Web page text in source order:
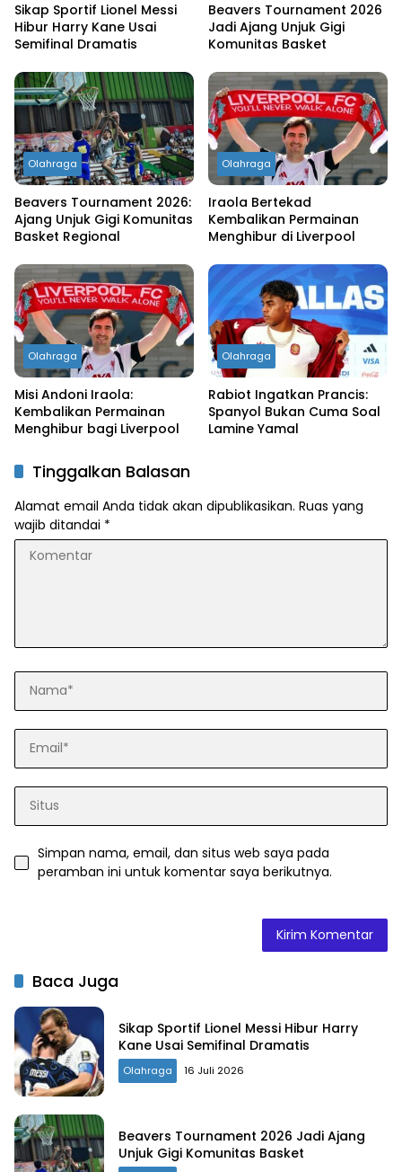
Sikap Sportif Lionel Messi
Hibur Harry Kane Usai
Semifinal Dramatis
Beavers Tournament 2026
Jadi Ajang Unjuk Gigi
Komunitas Basket
Olahraga
Beavers Tournament 2026:
Ajang Unjuk Gigi Komunitas
Basket Regional
Olahraga
Iraola Bertekad
Kembalikan Permainan
Menghibur di Liverpool
Olahraga
Misi Andoni Iraola:
Kembalikan Permainan
Menghibur bagi Liverpool
Olahraga
Rabiot Ingatkan Prancis:
Spanyol Bukan Cuma Soal
Lamine Yamal
Tinggalkan Balasan
Alamat email Anda tidak akan dipublikasikan. Ruas yang
wajib ditandai *
Simpan nama, email, dan situs web saya pada
peramban ini untuk komentar saya berikutnya.
Baca Juga
Sikap Sportif Lionel Messi Hibur Harry
Kane Usai Semifinal Dramatis
Olahraga 16 Juli 2026
Beavers Tournament 2026 Jadi Ajang
Unjuk Gigi Komunitas Basket